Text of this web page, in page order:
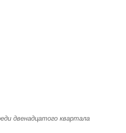
двенадцатого квартала